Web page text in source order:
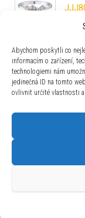
Abychom poskytli co
informacím o zařízení,
technologiemi nám
jedinečná ID na tomto
ovlivnit určité vlastnosti
1
2
Používáme